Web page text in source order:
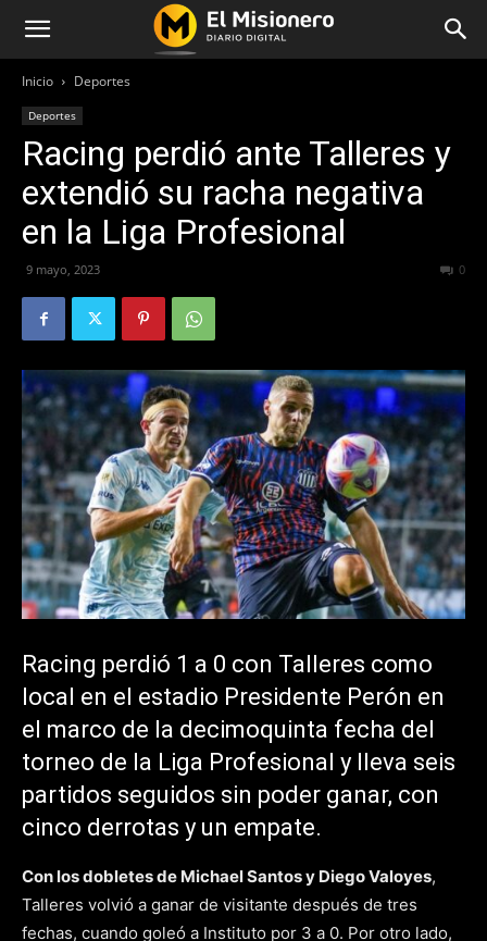
Inicio Deportes
Deportes
Racing perdió ante Talleres y
extendió su racha negativa
en la Liga Profesional
9 mayo, 2023 0
Racing perdió 1 a 0 con Talleres como
local en el estadio Presidente Perón en
el marco de la decimoquinta fecha del
torneo de la Liga Profesional y lleva seis
partidos seguidos sin poder ganar, con
cinco derrotas y un empate.
Con los dobletes de Michael Santos y Diego Valoyes,
Talleres volvió a ganar de visitante después de tres
fechas, cuando goleó a Instituto por 3 a 0. Por otro lado,